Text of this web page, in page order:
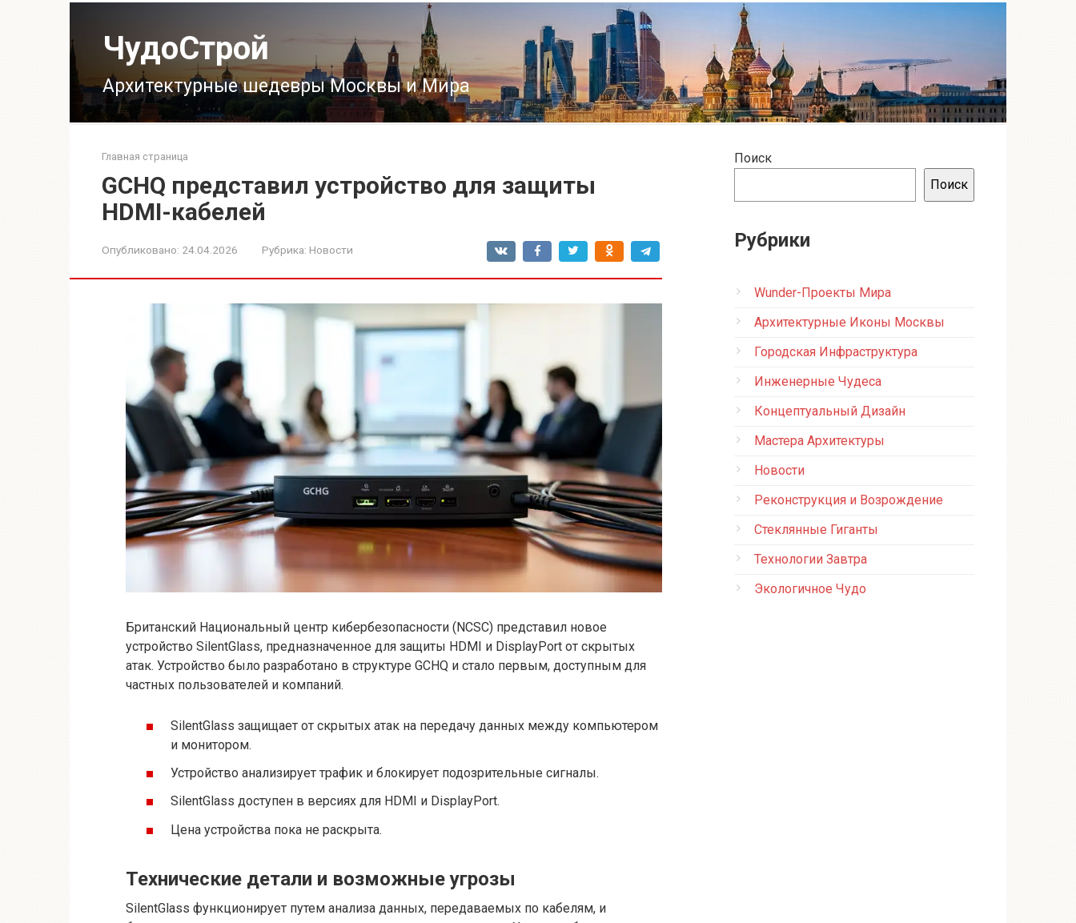
ЧудоСтрой
Архитектурные шедевры Москвы и Мира
Главная страница
GCHQ представил устройство для защиты
HDMI-кабелей
Опубликовано: 24.04.2026 Рубрика: Новости
Британский Национальный центр кибербезопасности (NCSC) представил новое
устройство SilentGlass, предназначенное для защиты HDMI и DisplayPort от скрытых
атак. Устройство было разработано в структуре GCHQ и стало первым, доступным для
частных пользователей и компаний.
SilentGlass защищает от скрытых атак на передачу данных между компьютером
и монитором.
Устройство анализирует трафик и блокирует подозрительные сигналы.
SilentGlass доступен в версиях для HDMI и DisplayPort.
Цена устройства пока не раскрыта.
Технические детали и возможные угрозы
SilentGlass функционирует путем анализа данных, передаваемых по кабелям, и
Поиск
Поиск
Рубрики
Wunder-Проекты Мира
Архитектурные Иконы Москвы
Городская Инфраструктура
Инженерные Чудеса
Концептуальный Дизайн
Мастера Архитектуры
Новости
Реконструкция и Возрождение
Стеклянные Гиганты
Технологии Завтра
Экологичное Чудо